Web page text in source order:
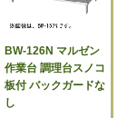
BW-126N マルゼン
作業台 調理台スノコ
板付 バックガードな
し